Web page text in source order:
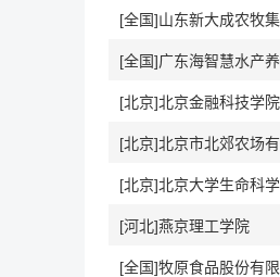
[全国]山东新大成农牧
[全国]广东海智慧水产
[北京]北京金融科技学院
[北京]北京市北郊农场
[北京]北京大学生命科
[河北]燕京理工学院
[全国]牧原食品股份有